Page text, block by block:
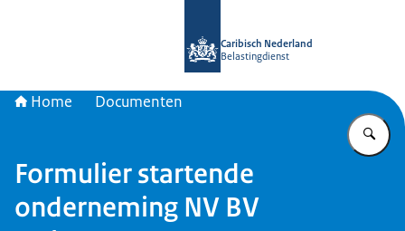
Caribisch Nederland
Belastingdienst
Home Documenten
Formulier startende
onderneming NV BV